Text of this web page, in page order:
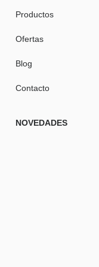
Productos
Ofertas
Blog
Contacto
NOVEDADES